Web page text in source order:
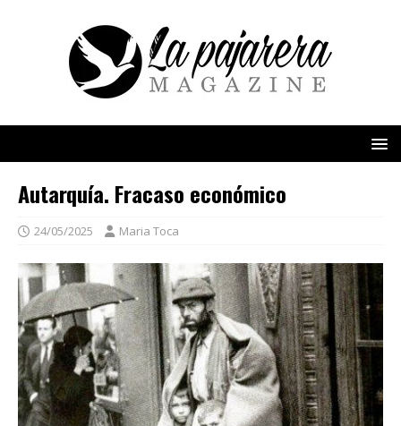
Autarquía. Fracaso económico
24/05/2025 Maria Toca